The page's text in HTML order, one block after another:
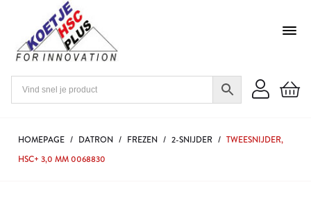
HOMEPAGE / DATRON / FREZEN / 2-SNIJDER / TWEESNIJDER,
HSC+ 3,0 MM 0068830